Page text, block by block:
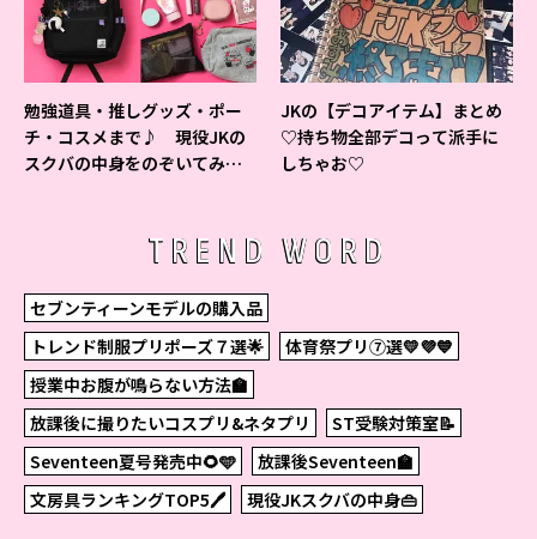
勉強道具・推しグッズ・ポー
チ・コスメまで♪ 現役JKの
スクバの中身をのぞいてみ
JKの【デコアイテム】まとめ
♡持ち物全部デコって派手に
しちゃお♡
TREND WORD
セブンティーンモデルの購入品
トレンド制服プリポーズ７選🌟
体育祭プリ⑦選💛💜💙
授業中お腹が鳴らない方法🏫
放課後に撮りたいコスプリ&ネタプリ
ST受験対策室📝
Seventeen夏号発売中🌻🩵
放課後Seventeen🏫
文房具ランキングTOP5🖊
現役JKスクバの中身👜